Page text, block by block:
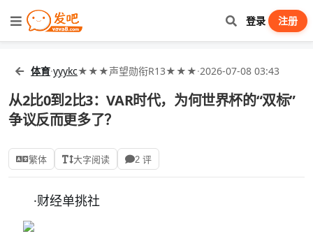
登录 注册
体育·yyykc★★★声望勋衔R13★★★·2026-07-08 03:43
从2比0到2比3：VAR时代，为何世界杯的“双标”
争议反而更多了？
繁体 大字阅读 2 评
·财经单挑社